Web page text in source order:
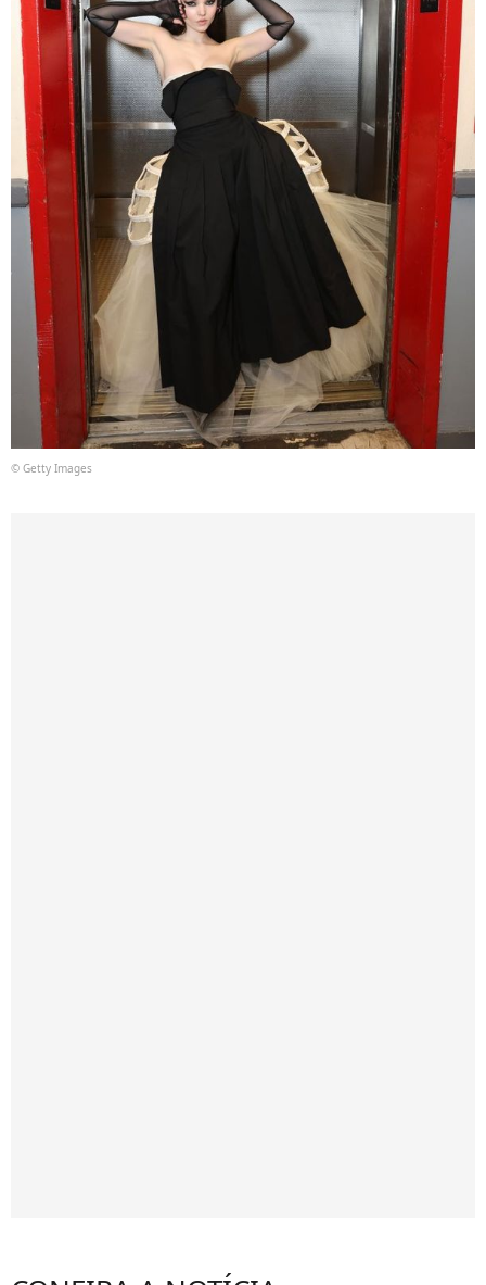
© Getty Images